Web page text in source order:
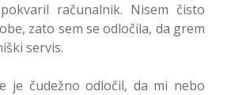
računalnik. Nisem čisto
zato sem se odločila, da grem
servis.
je čudežno odločil, da mi nebo